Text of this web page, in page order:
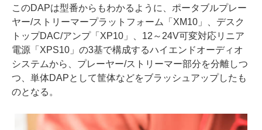
このDAPは型番からもわかるように、ポータブルプレー
ヤー/ストリーマープラットフォーム「XM10」、デスク
トップDAC/アンプ「XP10」、12～24V可変対応リニア
電源「XPS10」の3基で構成するハイエンドオーディオ
システムから、プレーヤー/ストリーマー部分を分離しつ
つ、単体DAPとして筐体などをブラッシュアップしたも
のとなる。